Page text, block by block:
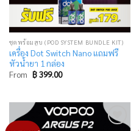
ชุดพร้อมสูบ (POD SYSTEM BUNDLE KIT)
เครื่อง Dot Switch Nano แถมฟรี
หัวน้ำยา 1 กล่อง
From ฿399.00